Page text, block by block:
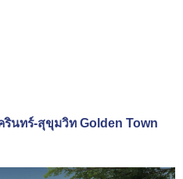
นทร์-สุขุมวิท Golden Town